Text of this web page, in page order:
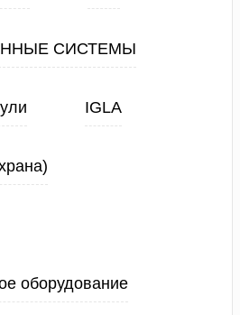
СИСТЕМЫ
IGLA
оборудование